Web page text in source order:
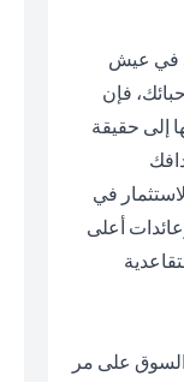
فإن
حقيقة
في
أعلى
على مر